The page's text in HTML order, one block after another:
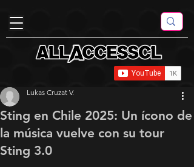
Sting en Chile 2025: Un ícono de
la música vuelve con su tour
Sting 3.0
Lukas Cruzat V.